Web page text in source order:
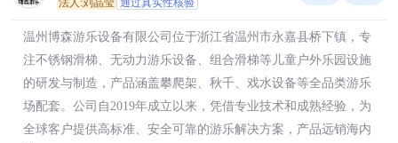
法人:刘晶莹 通过真实性核验
温州博森游乐设备有限公司位于浙江省温州市永嘉县桥下镇，专
注不锈钢滑梯、无动力游乐设备、组合滑梯等儿童户外乐园设施
的研发与制造，产品涵盖攀爬架、秋千、戏水设备等全品类游乐
场配套。公司自2019年成立以来，凭借专业技术和成熟经验，为
全球客户提供高标准、安全可靠的游乐解决方案，产品远销海内